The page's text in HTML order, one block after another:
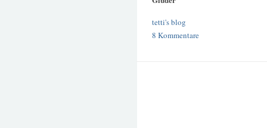
tetti's blog
8 Kommentare